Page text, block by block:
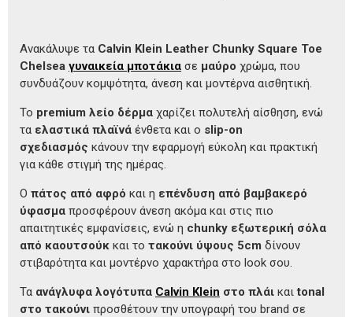
Ανακάλυψε τα Calvin Klein Leather Chunky Square Toe
Chelsea γυναικεία μποτάκια σε μαύρο χρώμα, που
συνδυάζουν κομψότητα, άνεση και μοντέρνα αισθητική.
Το premium λείο δέρμα χαρίζει πολυτελή αίσθηση, ενώ
τα ελαστικά πλαϊνά ένθετα και ο slip-on
σχεδιασμός κάνουν την εφαρμογή εύκολη και πρακτική
για κάθε στιγμή της ημέρας.
Ο πάτος από αφρό και η επένδυση από βαμβακερό
ύφασμα προσφέρουν άνεση ακόμα και στις πιο
απαιτητικές εμφανίσεις, ενώ η chunky εξωτερική σόλα
από καουτσούκ και το τακούνι ύψους 5cm δίνουν
στιβαρότητα και μοντέρνο χαρακτήρα στο look σου.
Τα ανάγλυφα λογότυπα Calvin Klein στο πλάι καιtonal
στο τακούνι προσθέτουν την υπογραφή του brand σε